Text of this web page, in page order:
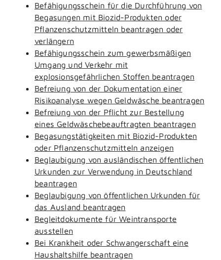
Befähigungsschein für die Durchführung von
Begasungen mit Biozid-Produkten oder
Pflanzenschutzmitteln beantragen oder
verlängern
Befähigungsschein zum gewerbsmäßigen
Umgang und Verkehr mit
explosionsgefährlichen Stoffen beantragen
Befreiung von der Dokumentation einer
Risikoanalyse wegen Geldwäsche beantragen
Befreiung von der Pflicht zur Bestellung
eines Geldwäschebeauftragten beantragen
Begasungstätigkeiten mit Biozid-Produkten
oder Pflanzenschutzmitteln anzeigen
Beglaubigung von ausländischen öffentlichen
Urkunden zur Verwendung in Deutschland
beantragen
Beglaubigung von öffentlichen Urkunden für
das Ausland beantragen
Begleitdokumente für Weintransporte
ausstellen
Bei Krankheit oder Schwangerschaft eine
Haushaltshilfe beantragen